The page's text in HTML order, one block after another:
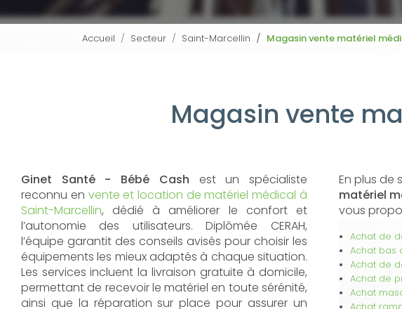
Accueil Secteur Saint-Marcellin Magasin vente matériel
Magasin vente
Ginet Santé - Bébé Cash est un spécialiste
reconnu en vente et location de matériel médical à
Saint-Marcellin, dédié à améliorer le confort et
l’autonomie des utilisateurs. Diplômée CERAH,
l’équipe garantit des conseils avisés pour choisir les
équipements les mieux adaptés à chaque situation.
Les services incluent la livraison gratuite à domicile,
permettant de recevoir le matériel en toute sérénité,
ainsi que la réparation sur place pour assurer un
En plus de
matériel
vous
Achat de
Achat bas
Achat de
Achat de
Achat